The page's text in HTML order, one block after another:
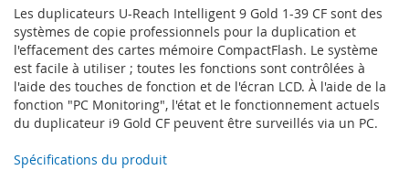
Les duplicateurs U-Reach Intelligent 9 Gold 1-39 CF sont des
systèmes de copie professionnels pour la duplication et
l'effacement des cartes mémoire CompactFlash. Le système
est facile à utiliser ; toutes les fonctions sont contrôlées à
l'aide des touches de fonction et de l'écran LCD. À l'aide de la
fonction "PC Monitoring", l'état et le fonctionnement actuels
du duplicateur i9 Gold CF peuvent être surveillés via un PC.
Spécifications du produit